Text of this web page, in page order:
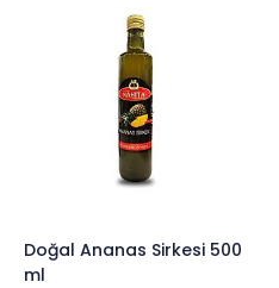
Doğal Ananas Sirkesi 500
ml